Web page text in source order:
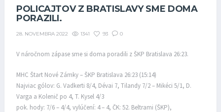
POLICAJTOV Z BRATISLAVY SME DOMA
PORAZILI.
28. NOVEMBRA 2022 1341 93 0
V náročnom zápase sme si doma poradili z ŠKP Bratislava 26:23.
MHC Štart Nové Zámky – ŠKP Bratislava 26:23 (15:14)
Najviac gólov: G. Vadkerti 8/4, Dévai 7, Tilandy 7/2 – Mikéci 5/1, D.
Varga a Kolenič po 4, T. Kysel 4/3
pok. hody: 7/6 – 4/4, vylúčení: 4 – 4, ČK: 52. Beltrami (ŠKP),